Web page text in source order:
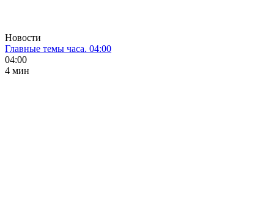
Новости
Главные темы часа. 04:00
04:00
4 мин